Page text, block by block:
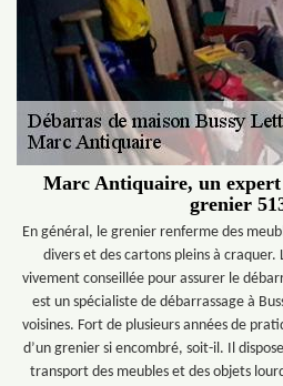
Marc Antiquaire, un
grenier
En général, le grenier renferme des
divers et des cartons pleins à craquer.
vivement conseillée pour assurer le
est un spécialiste de débarrassage à
voisines. Fort de plusieurs années de
d’un grenier si encombré, soit-il. Il
transport des meubles et des objets